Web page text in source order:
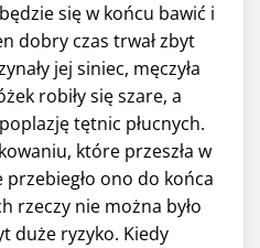
się w końcu bawić i
dobry czas trwał zbyt
jej siniec, męczyła
robiły się szare, a
tętnic płucnych.
które przeszła w
ono do końca
rzeczy nie można było
duże ryzyko. Kiedy